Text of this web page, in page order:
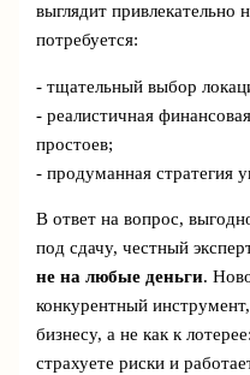
выглядит привлекательно
потребуется:
- тщательный выбор
- реалистичная
простоев;
- продуманная стратегия
В ответ на вопрос,
под сдачу, честный
не на любые деньги.
конкурентный
бизнесу, а не как к
страхуете риски и